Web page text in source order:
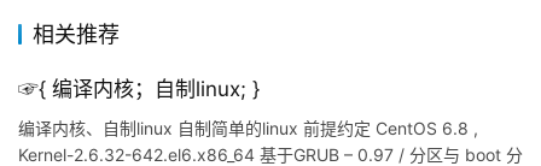
相关推荐
☞{ 编译内核；自制linux; }
编译内核、自制linux 自制简单的linux 前提约定 CentOS 6.8 ,
Kernel-2.6.32-642.el6.x86_64 基于GRUB – 0.97 / 分区与 boot 分